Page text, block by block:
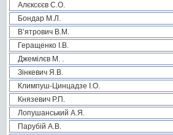
Алєксєєв С.О.
Бондар М.Л.
В’ятрович В.М.
Геращенко І.В.
Джемілєв М. .
Зінкевич Я.В.
Климпуш-Цинцадзе І.О.
Князевич Р.П.
Лопушанський А.Я.
Парубій А.В.